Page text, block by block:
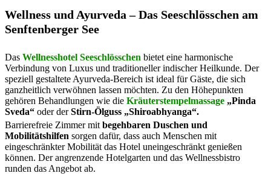
Wellness und Ayurveda – Das Seeschlösschen am
Senftenberger See
Das Wellnesshotel Seeschlösschen bietet eine harmonische
Verbindung von Luxus und traditioneller indischer Heilkunde. Der
speziell gestaltete Ayurveda-Bereich ist ideal für Gäste, die sich
ganzheitlich verwöhnen lassen möchten. Zu den Höhepunkten
gehören Behandlungen wie die Kräuterstempelmassage „Pinda
Sveda“ oder derStirn-Ölguss „Shiroabhyanga“.
Barrierefreie Zimmer mit begehbaren Duschen und
Mobilitätshilfen sorgen dafür, dass auch Menschen mit
eingeschränkter Mobilität das Hotel uneingeschränkt genießen
können. Der angrenzende Hotelgarten und das Wellnessbistro
runden das Angebot ab.